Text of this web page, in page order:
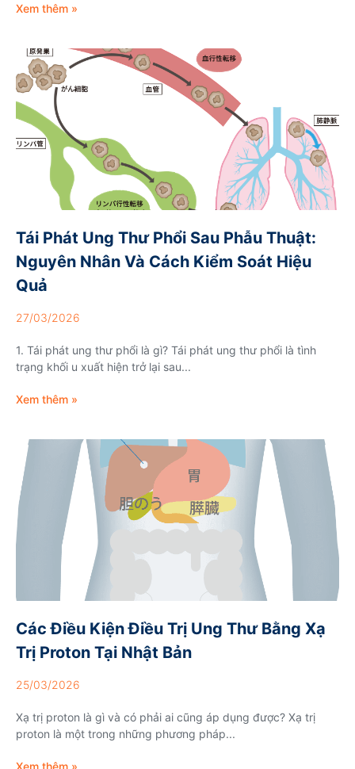
Xem thêm »
Tái Phát Ung Thư Phổi Sau Phẫu Thuật:
Nguyên Nhân Và Cách Kiểm Soát Hiệu
Quả
27/03/2026
1. Tái phát ung thư phổi là gì? Tái phát ung thư phổi là tình
trạng khối u xuất hiện trở lại sau...
Xem thêm »
Các Điều Kiện Điều Trị Ung Thư Bằng Xạ
Trị Proton Tại Nhật Bản
25/03/2026
Xạ trị proton là gì và có phải ai cũng áp dụng được? Xạ trị
proton là một trong những phương pháp...
Xem thêm »